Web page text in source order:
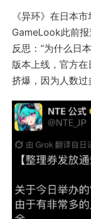
《异环》在日本
GameLook此前
反思：“为什么日
版本上线，官方
挤爆，因为人数过